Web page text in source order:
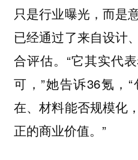
只是行业曝光，而是
已经通过了来自设计
合评估。“它其实代
可，”她告诉36氪，
在、材料能否规模化
正的商业价值。”